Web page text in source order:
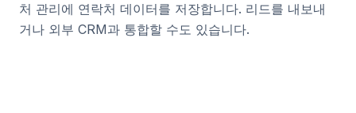
처 관리에 연락처 데이터를 저장합니다. 리드를 내보내
거나 외부 CRM과 통합할 수도 있습니다.